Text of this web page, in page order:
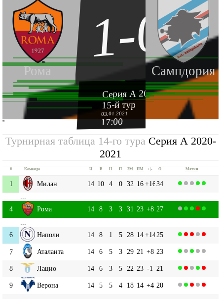
Рома Сампдория
1-0
Серия А 2020-2021
15-й тур
03.01.2021
17:00
''
Турнирная таблица 14-го тура Серия А 2020-
2021
# Команда И В Н П ЗМ ПМ +|- О Матчи
1 Милан 14 10 4 0 32 16+1634
4
Рома 14 8 3 3 31 23 +8 27
6
Наполи 14 8 1 5 28 14+14 25
7 Аталанта 14 6 5 3 29 21 +8 23
8 Лацио 14 6 3 5 22 23 -1 21
9 Верона 14 5 5 4 18 14 +4 20